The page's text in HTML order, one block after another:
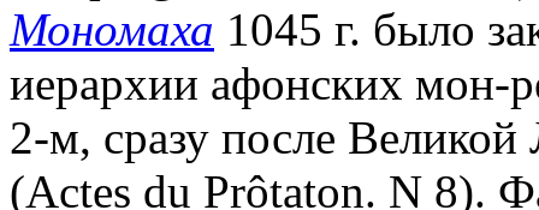
Мономаха 1045 г. было
иерархии афонских мон-
2-м, сразу после
(Actes du Prôtaton. N 8).